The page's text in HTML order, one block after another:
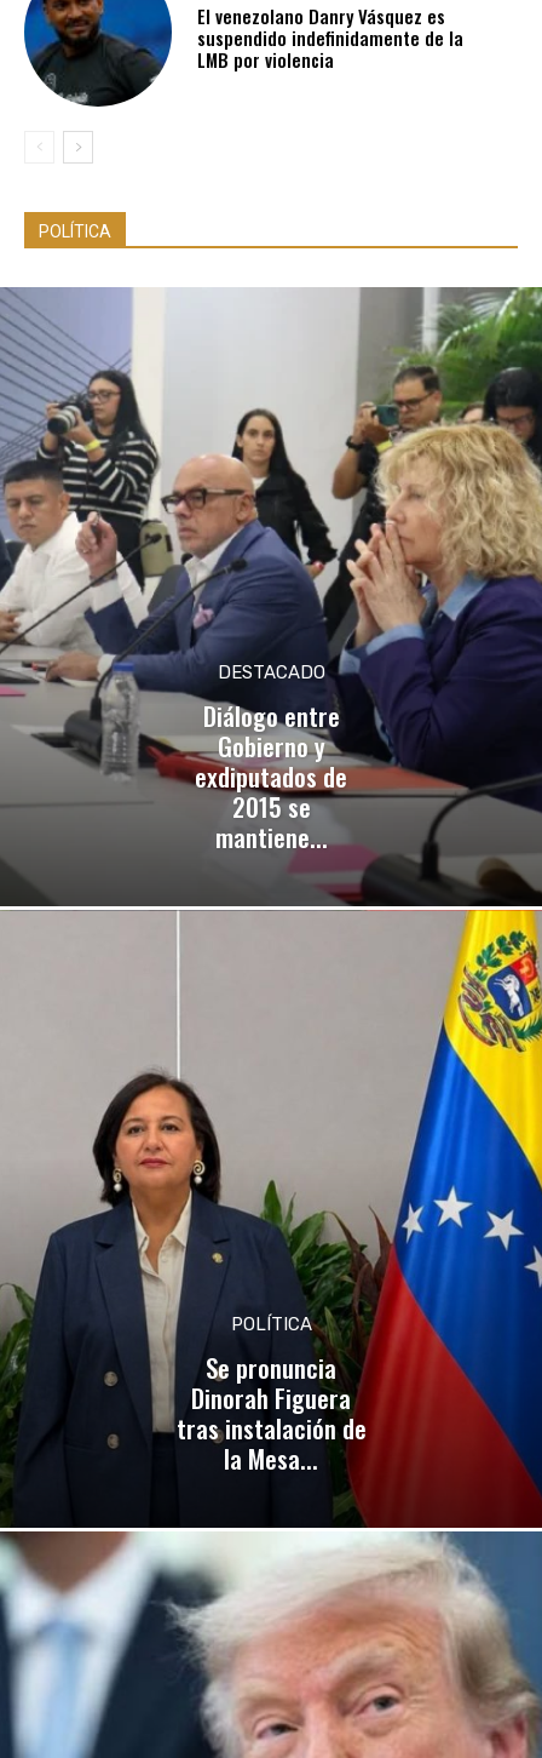
El venezolano Danry Vásquez es
suspendido indefinidamente de la
LMB por violencia
POLÍTICA
DESTACADO
Diálogo entre
Gobierno y
exdiputados de
2015 se
mantiene...
POLÍTICA
Se pronuncia
Dinorah Figuera
tras instalación de
la Mesa...